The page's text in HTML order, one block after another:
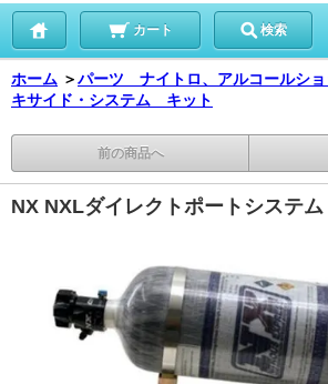
カート 検索
ホーム ＞パーツ ナイトロ、アルコールショ
キサイド・システム キット
前の商品へ
NX NXLダイレクトポートシステム